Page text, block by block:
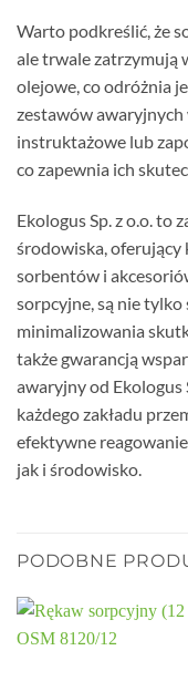
Warto podkreślić, że
ale trwale zatrzymują
olejowe, co odróżnia
zestawów
instruktażowe lub
co zapewnia ich
Ekologus Sp. z o.o. to
środowiska, oferujący
sorbentów i
sorpcyjne, są nie
minimalizowania
także gwarancją
awaryjny od Ekologus
każdego zakładu
efektywne
jak i środowisko.
PODOBNE